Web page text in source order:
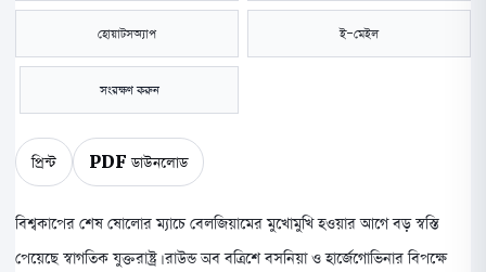
হোয়াটসঅ্যাপ ই-মেইল
সংরক্ষণ করুন
প্রিন্ট PDF ডাউনলোড
বিশ্বকাপের শেষ ষোলোর ম্যাচে বেলজিয়ামের মুখোমুখি হওয়ার আগে বড় স্বস্তি
পেয়েছে স্বাগতিক যুক্তরাষ্ট্র। রাউন্ড অব বত্রিশে বসনিয়া ও হার্জেগোভিনার বিপক্ষে